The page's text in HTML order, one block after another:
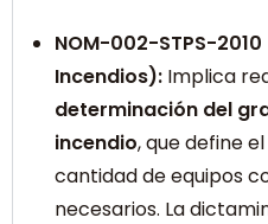
NOM-002-STPS-
Incendios): Implica
determinación del
incendio, que define
cantidad de equipos
necesarios. La